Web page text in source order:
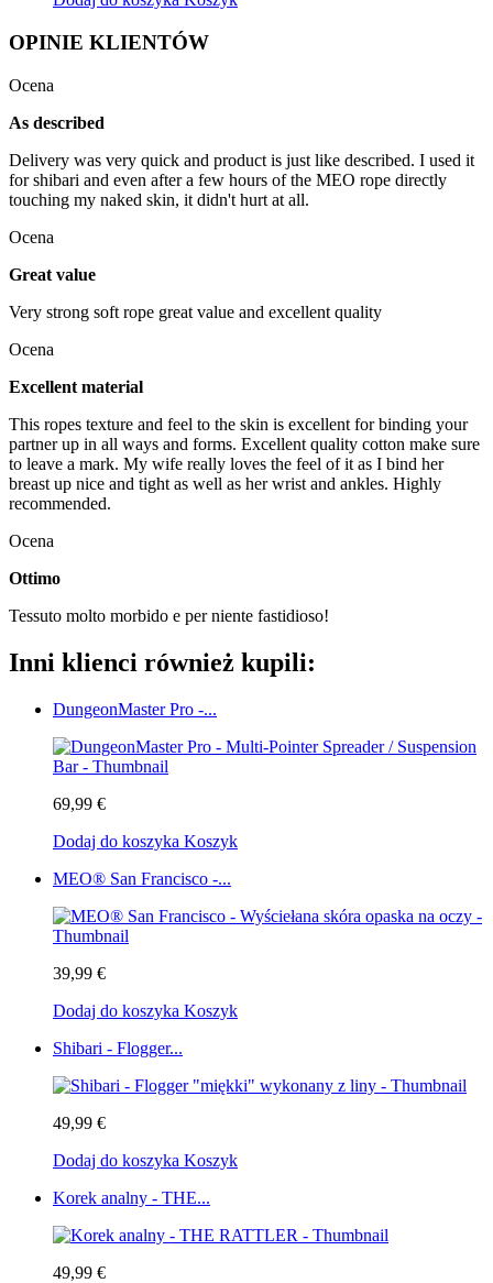
OPINIE KLIENTÓW
Ocena
As described
Delivery was very quick and product is just like described. I used it
for shibari and even after a few hours of the MEO rope directly
touching my naked skin, it didn't hurt at all.
Ocena
Great value
Very strong soft rope great value and excellent quality
Ocena
Excellent material
This ropes texture and feel to the skin is excellent for binding your
partner up in all ways and forms. Excellent quality cotton make sure
to leave a mark. My wife really loves the feel of it as I bind her
breast up nice and tight as well as her wrist and ankles. Highly
recommended.
Ocena
Ottimo
Tessuto molto morbido e per niente fastidioso!
Inni klienci również kupili:
DungeonMaster Pro -...
69,99 €
Dodaj do koszyka Koszyk
MEO® San Francisco -...
39,99 €
Dodaj do koszyka Koszyk
Shibari - Flogger...
49,99 €
Dodaj do koszyka Koszyk
Korek analny - THE...
49,99 €